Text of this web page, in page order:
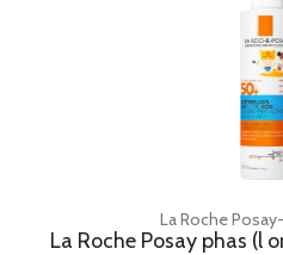
La Roche
La Roche Posay phas (l